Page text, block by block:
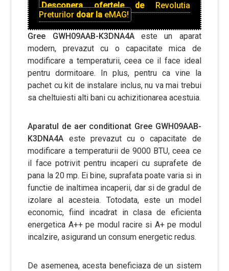
Descopera ofertele de Revolutia
Preturilor doar la eMAG!
Gree GWH09AAB-K3DNA4Aeste un aparat
modern, prevazut cu o capacitate mica de
modificare a temperaturii, ceea ce il face ideal
pentru dormitoare. In plus, pentru ca vine la
pachet cu kit de instalare inclus, nu va mai trebui
sa cheltuiesti alti bani cu achizitionarea acestuia.
Aparatul de aer conditionat Gree GWH09AAB-
K3DNA4A este prevazut cu o capacitate de
modificare a temperaturii de 9000 BTU, ceea ce
il face potrivit pentru incaperi cu suprafete de
pana la 20 mp. Ei bine, suprafata poate varia si in
functie de inaltimea incaperii, dar si de gradul de
izolare al acesteia. Totodata, este un model
economic, fiind incadrat in clasa de eficienta
energetica A++ pe modul racire si A+ pe modul
incalzire, asigurand un consum energetic redus.
De asemenea, acesta beneficiaza de un sistem